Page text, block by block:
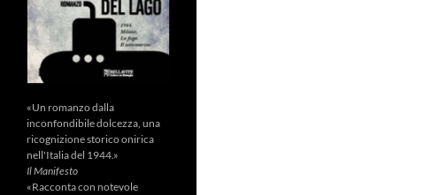
«Un romanzo dalla
inconfondibile dolcezza, una
ricognizione storico onirica
nell'Italia del 1944.»
Il Manifesto
«Racconta con notevole